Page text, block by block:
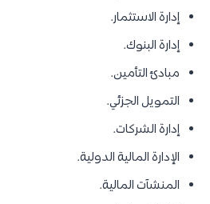
إدارة الاستثمار.
إدارة البنوك.
مبادئ التأمين.
التمويل الجزئي.
إدارة الشركات.
الإدارة المالية الدولية.
المنشآت المالية.